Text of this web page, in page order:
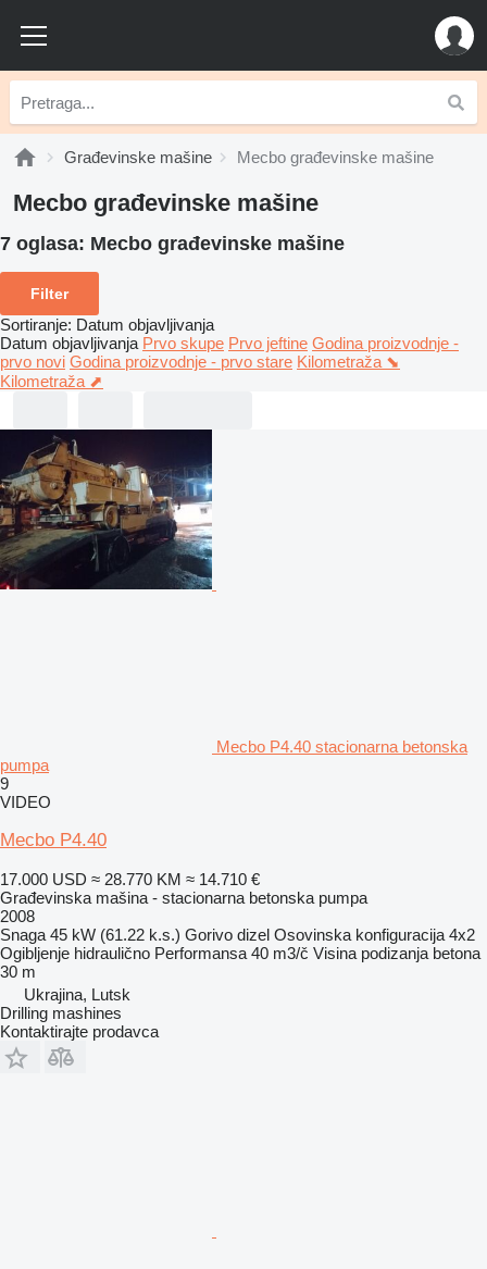
Građevinske mašine Mecbo građevinske mašine
Mecbo građevinske mašine
7 oglasa: Mecbo građevinske mašine
Filter
Sortiranje: Datum objavljivanja
Datum objavljivanja Prvo skupe Prvo jeftine Godina proizvodnje -
prvo novi Godina proizvodnje - prvo stare Kilometraža ⬊
Kilometraža ⬈
Mecbo P4.40 stacionarna betonska
pumpa
9
VIDEO
Mecbo P4.40
17.000 USD ≈ 28.770 KM ≈ 14.710 €
Građevinska mašina - stacionarna betonska pumpa
2008
Snaga 45 kW (61.22 k.s.) Gorivo dizel Osovinska konfiguracija 4x2
Ogibljenje hidraulično Performansa 40 m3/č Visina podizanja betona
30 m
Ukrajina, Lutsk
Drilling mashines
Kontaktirajte prodavca